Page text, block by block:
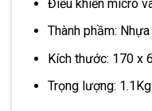
Điều khiển micro
Thành phầm:
Kích thước: 170 x
Trọng lượng: 1.1Kg